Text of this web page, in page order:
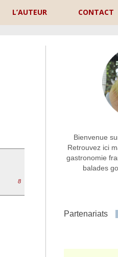
L’AUTEUR CONTACT
Nom
Commentaire ou message *
8
Bienvenue
Retrouvez ici
gastronomie
balades
Partenariats